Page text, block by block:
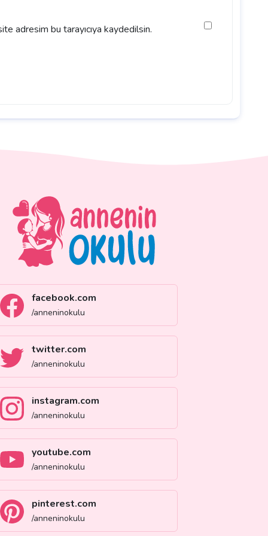
adresim bu tarayıcıya kaydedilsin.
facebook.com
/anneninokulu
twitter.com
/anneninokulu
instagram.com
/anneninokulu
youtube.com
/anneninokulu
pinterest.com
/anneninokulu